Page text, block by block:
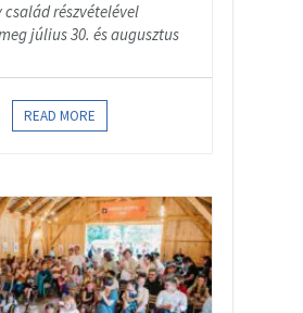
család részvételével
július 30. és augusztus
READ MORE